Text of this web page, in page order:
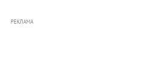
РЕКЛАМА